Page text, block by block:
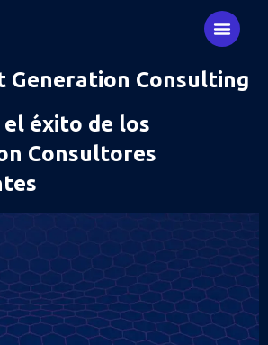
Generation Consulting
el éxito de los
Consultores